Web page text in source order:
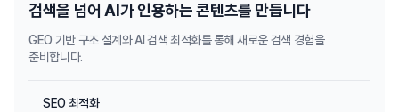
검색을 넘어 AI가 인용하는 콘텐츠를 만듭니다
GEO 기반 구조 설계와 AI 검색 최적화를 통해 새로운 검색 경험을
준비합니다.
SEO 최적화